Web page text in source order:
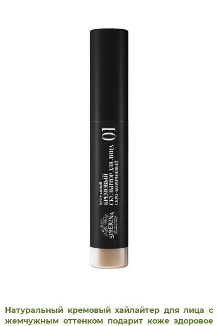
Натуральный кремовый хайлайтер для лица с
жемчужным оттенком подарит коже здоровое